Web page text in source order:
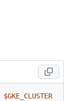
$GKE_CLUSTER